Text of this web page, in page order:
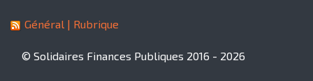
Général | Rubrique
© Solidaires Finances Publiques 2016 - 2026